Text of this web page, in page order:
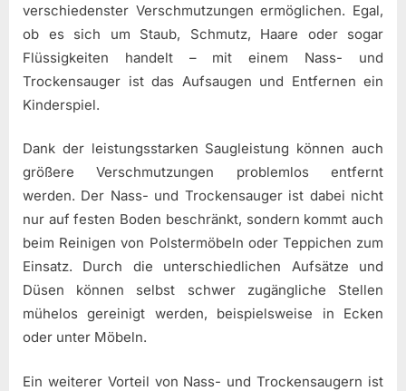
verschiedenster Verschmutzungen ermöglichen. Egal,
ob es sich um Staub, Schmutz, Haare oder sogar
Flüssigkeiten handelt – mit einem Nass- und
Trockensauger ist das Aufsaugen und Entfernen ein
Kinderspiel.
Dank der leistungsstarken Saugleistung können auch
größere Verschmutzungen problemlos entfernt
werden. Der Nass- und Trockensauger ist dabei nicht
nur auf festen Boden beschränkt, sondern kommt auch
beim Reinigen von Polstermöbeln oder Teppichen zum
Einsatz. Durch die unterschiedlichen Aufsätze und
Düsen können selbst schwer zugängliche Stellen
mühelos gereinigt werden, beispielsweise in Ecken
oder unter Möbeln.
Ein weiterer Vorteil von Nass- und Trockensaugern ist